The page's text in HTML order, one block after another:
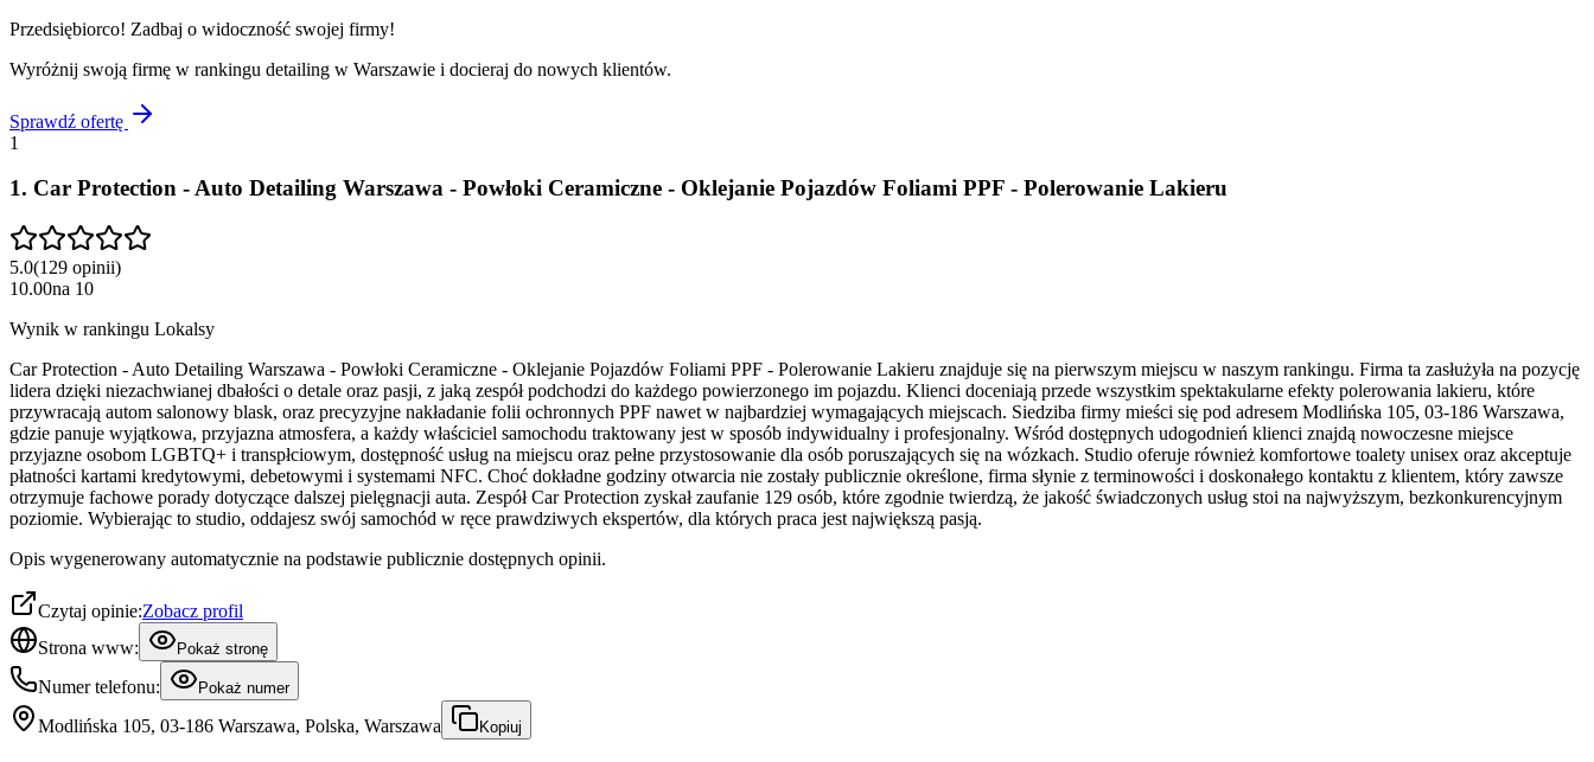
Przedsiębiorco! Zadbaj o widoczność swojej firmy!
Wyróżnij swoją firmę w rankingu detailing w Warszawie i docieraj do nowych klientów.
Sprawdź ofertę
1
1. Car Protection - Auto Detailing Warszawa - Powłoki Ceramiczne - Oklejanie Pojazdów Foliami PPF - Polerowanie Lakieru
5.0(129 opinii)
10.00na 10
Wynik w rankingu Lokalsy
Car Protection - Auto Detailing Warszawa - Powłoki Ceramiczne - Oklejanie Pojazdów Foliami PPF - Polerowanie Lakieru znajduje się na pierwszym miejscu w naszym rankingu. Firma ta zasłużyła na pozycję
lidera dzięki niezachwianej dbałości o detale oraz pasji, z jaką zespół podchodzi do każdego powierzonego im pojazdu. Klienci doceniają przede wszystkim spektakularne efekty polerowania lakieru, które
przywracają autom salonowy blask, oraz precyzyjne nakładanie folii ochronnych PPF nawet w najbardziej wymagających miejscach. Siedziba firmy mieści się pod adresem Modlińska 105, 03-186 Warszawa,
gdzie panuje wyjątkowa, przyjazna atmosfera, a każdy właściciel samochodu traktowany jest w sposób indywidualny i profesjonalny. Wśród dostępnych udogodnień klienci znajdą nowoczesne miejsce
przyjazne osobom LGBTQ+ i transpłciowym, dostępność usług na miejscu oraz pełne przystosowanie dla osób poruszających się na wózkach. Studio oferuje również komfortowe toalety unisex oraz akceptuje
płatności kartami kredytowymi, debetowymi i systemami NFC. Choć dokładne godziny otwarcia nie zostały publicznie określone, firma słynie z terminowości i doskonałego kontaktu z klientem, który zawsze
otrzymuje fachowe porady dotyczące dalszej pielęgnacji auta. Zespół Car Protection zyskał zaufanie 129 osób, które zgodnie twierdzą, że jakość świadczonych usług stoi na najwyższym, bezkonkurencyjnym
poziomie. Wybierając to studio, oddajesz swój samochód w ręce prawdziwych ekspertów, dla których praca jest największą pasją.
Opis wygenerowany automatycznie na podstawie publicznie dostępnych opinii.
Czytaj opinie:Zobacz profil
Strona www:
Pokaż stronę
Numer telefonu: Pokaż numer
Modlińska 105, 03-186 Warszawa, Polska, Warszawa Kopiuj